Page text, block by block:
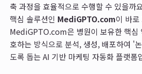
축 과정을 효율적으로 수행할 수 있을까
핵심 솔루션인 MediGPTO.com이 바
MediGPTO.com은 병원이 보유한 핵심
호하는 방식으로 분석, 생성, 배포하여 '
도록 돕는 AI 기반 마케팅 자동화 플랫폼